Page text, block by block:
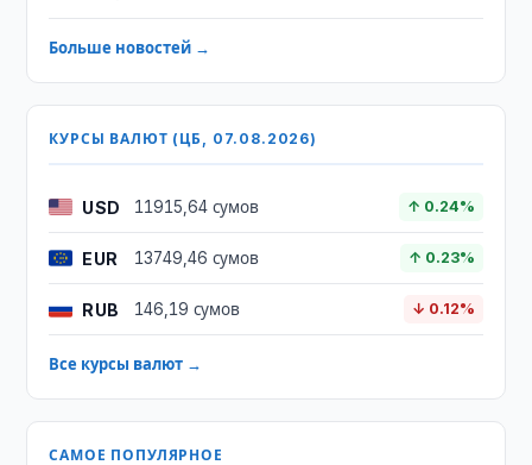
Больше новостей →
КУРСЫ ВАЛЮТ (ЦБ, 07.08.2026)
USD 11915,64 сумов ↑ 0.24%
EUR 13749,46 сумов ↑ 0.23%
RUB 146,19 сумов ↓ 0.12%
Все курсы валют →
САМОЕ ПОПУЛЯРНОЕ